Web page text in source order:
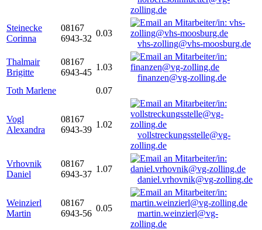
zolling.de
Steinecke
Corinna
08167
6943-32
0.03
vhs-zolling@vhs-moosburg.de
Thalmair
Brigitte
08167
6943-45
1.03
finanzen@vg-zolling.de
Toth Marlene
0.07
Vogl
Alexandra
08167
6943-39
1.02
vollstreckungsstelle@vg-
zolling.de
Vrhovnik
Daniel
08167
6943-37
1.07
daniel.vrhovnik@vg-zolling.de
Weinzierl
Martin
08167
6943-56
0.05
martin.weinzierl@vg-
zolling.de